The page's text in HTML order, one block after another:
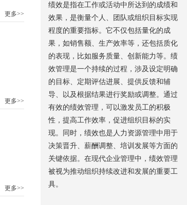
更多>>
更多>>
更多>>
绩效是指在工作或活动中所达到的成绩和
效果，是衡量个人、团队或组织目标实现
程度的重要指标。它不仅包括量化的成
果，如销售额、生产效率等，还包括质化
的表现，比如服务质量、创新能力等。绩
效管理是一个持续的过程，涉及设定明确
的目标、定期评估进展、提供反馈和辅
导、以及根据结果进行奖励或调整。通过
有效的绩效管理，可以激发员工的积极
性，提高工作效率，促进组织目标的实
现。同时，绩效也是人力资源管理中用于
决策晋升、薪酬调整、培训发展等方面的
关键依据。在现代企业管理中，绩效管理
被视为推动组织持续改进和发展的重要工
具。